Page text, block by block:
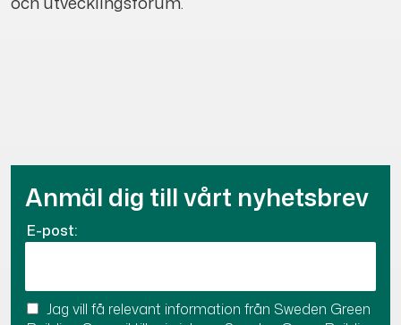
Anmäl dig till vårt nyhetsbrev
E-post:
Jag vill få relevant information från Sweden Green